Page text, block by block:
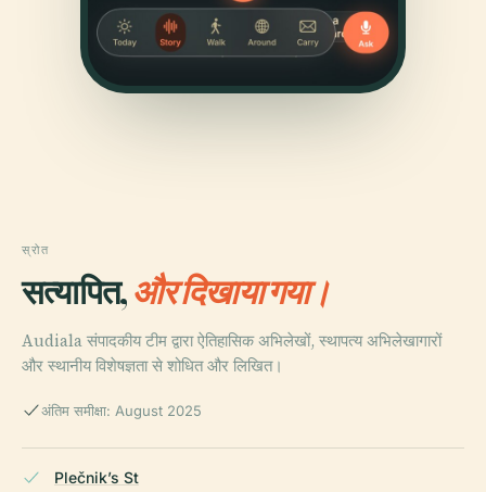
स्रोत
सत्यापित,और दिखाया गया।
Audiala संपादकीय टीम द्वारा ऐतिहासिक अभिलेखों, स्थापत्य अभिलेखागारों
और स्थानीय विशेषज्ञता से शोधित और लिखित।
अंतिम समीक्षा: August 2025
Plečnik’s St